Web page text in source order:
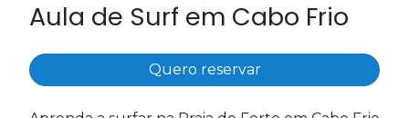
Aula de Surf em Cabo Frio
Quero reservar